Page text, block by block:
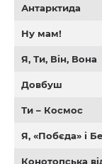
Антарктида
Ну мам!
Я, Ти, Він, Вона
Довбуш
Ти – Космос
Я, «Побєда» і
Конотопська